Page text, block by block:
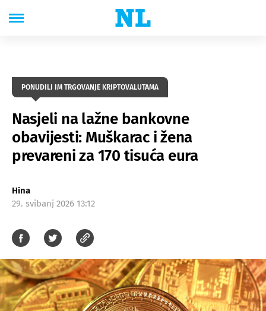
PONUDILI IM TRGOVANJE KRIPTOVALUTAMA
Nasjeli na lažne bankovne
obavijesti: Muškarac i žena
prevareni za 170 tisuća eura
Hina
29. svibanj 2026 13:12